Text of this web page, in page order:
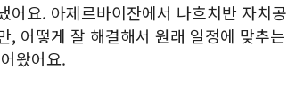
어요. 아제르바이잔에서 나흐치반 자치공
, 어떻게 잘 해결해서 원래 일정에 맞추는
왔어요.